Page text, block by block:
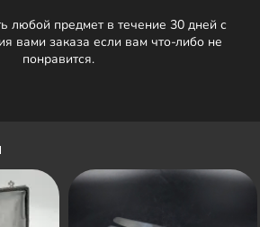
любой предмет в течение 30 дней с
вами заказа если вам что-либо не
понравится.